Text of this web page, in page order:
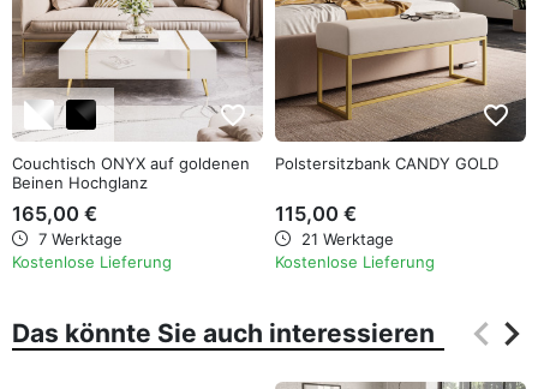
favorite_border
Couchtisch ONYX auf goldenen
Beinen Hochglanz
165,00 €
7 Werktage
Kostenlose Lieferung
favorite_border
Polstersitzbank CANDY GOLD
115,00 €
21 Werktage
Kostenlose Lieferung
Das könnte Sie auch interessieren keyboard_arrow_left
keyboard_arrow_right